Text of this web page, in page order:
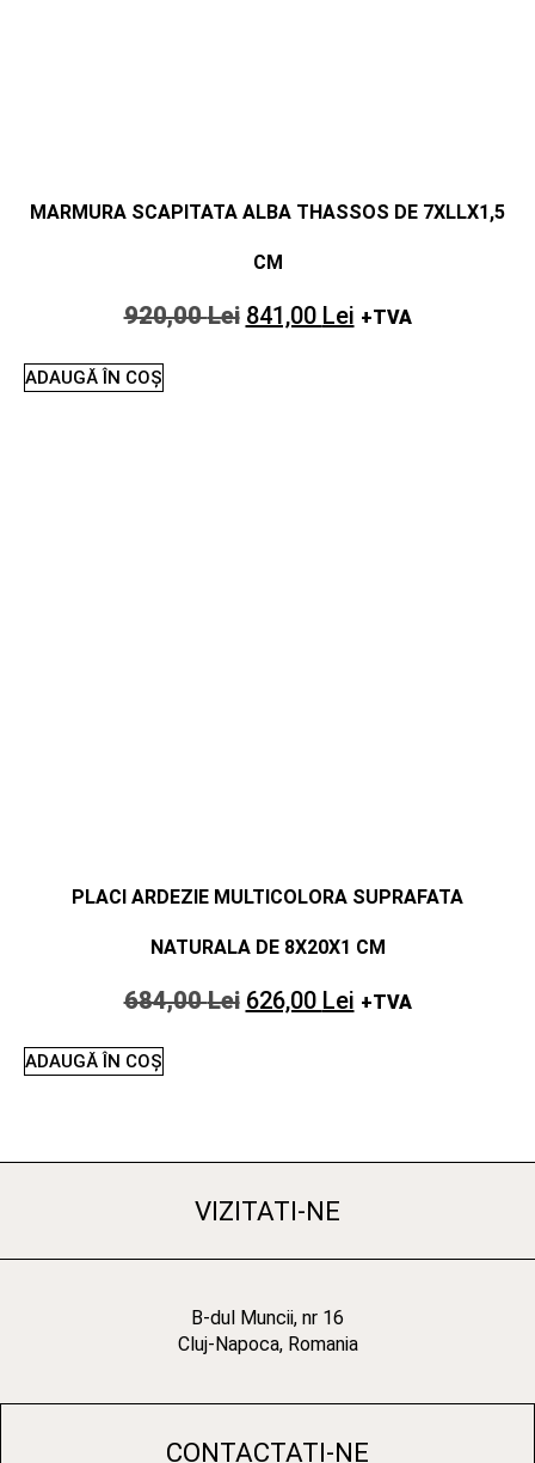
MARMURA SCAPITATA ALBA THASSOS DE 7XLLX1,5
CM
920,00Lei 841,00 Lei +TVA
ADAUGĂ ÎN COȘ
PLACI ARDEZIE MULTICOLORA SUPRAFATA
NATURALA DE 8X20X1 CM
684,00Lei 626,00 Lei +TVA
ADAUGĂ ÎN COȘ
VIZITATI-NE
B-dul Muncii, nr 16
Cluj-Napoca, Romania
CONTACTATI-NE